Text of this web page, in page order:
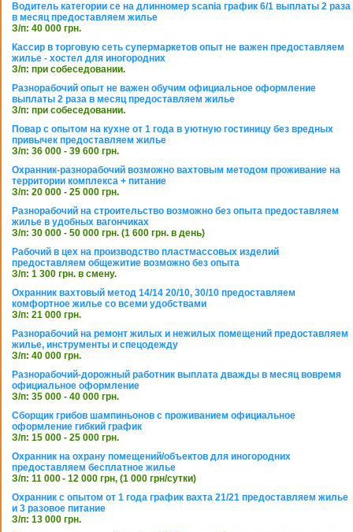
Водитель категории се на длинномер scania график 6/1 выплаты 2 раза
в месяц предоставляем жилье
З/п: 40 000 грн.
Кассир в торговую сеть супермаркетов опыт не важен предоставляем
жилье - хостел для иногородних
З/п: при собеседовании.
Разнорабочий опыт не важен обучим официальное оформление
выплаты 2 раза в месяц предоставляем жилье
З/п: при собеседовании.
Повар с опытом на кухне от 1 года в уютную гостиницу без вредных
привычек предоставляем жилье
З/п: 36 000 - 39 600 грн.
Охранник-разнорабочий возможно вахтовым методом проживание на
территории комплекса + питание
З/п: 20 000 - 25 000 грн.
Разнорабочий на строительство возможно без опыта предоставляем
жилье в удобных вагончиках
З/п: 30 000 - 50 000 грн. (1 600 грн. в день)
Рабочий в цех на производство пластмассовых изделий
предоставляем общежитие возможно без опыта
З/п: 1 300 грн. в смену.
Охранник вахтовый метод 14/14 20/10, 30/10 предоставляем
комфортное жилье со всеми удобствами
З/п: 21 000 грн.
Разнорабочий на ремонт жилых и нежилых помещений предоставляем
жилье, инструменты и спецодежду
З/п: 40 000 грн.
Разнорабочий-дорожный работник выплата дважды в месяц вовремя
официальное оформление
З/п: 35 000 - 40 000 грн.
Сборщик грибов шампиньонов с проживанием официальное
оформление гибкий график
З/п: 15 000 - 25 000 грн.
Охранник на охрану помещений/объектов для иногородних
предоставляем бесплатное жилье
З/п: 11 000 - 12 000 грн, (1 000 грн/сутки)
Охранник с опытом от 1 года график вахта 21/21 предоставляем жилье
и 3 разовое питание
З/п: 13 000 грн.